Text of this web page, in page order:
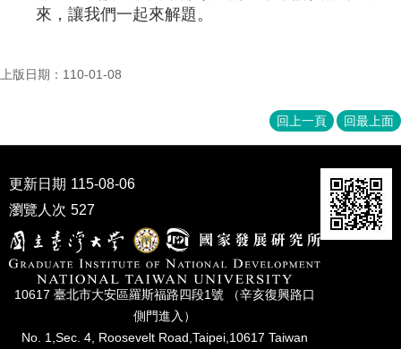
碩
職
專
班
學
術
究
國
來，讓我們一起來解題。
上版日期：110-01-08
回上一頁 回最上面
更新日期 115-08-06
瀏覽人次 527
10617 臺北市⼤安區羅斯福路四段1號 （辛亥復興路⼝
側⾨進入）
No. 1,Sec. 4, Roosevelt Road,Taipei,10617 Taiwan